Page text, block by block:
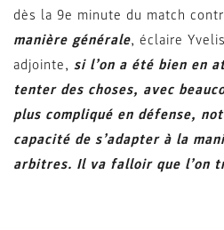
dès la 9e minute du match
manière générale, éclaire
adjointe, si l’on a été bien en
tenter des choses, avec
plus compliqué en défense,
capacité de s’adapter à la
arbitres. Il va falloir que l’on